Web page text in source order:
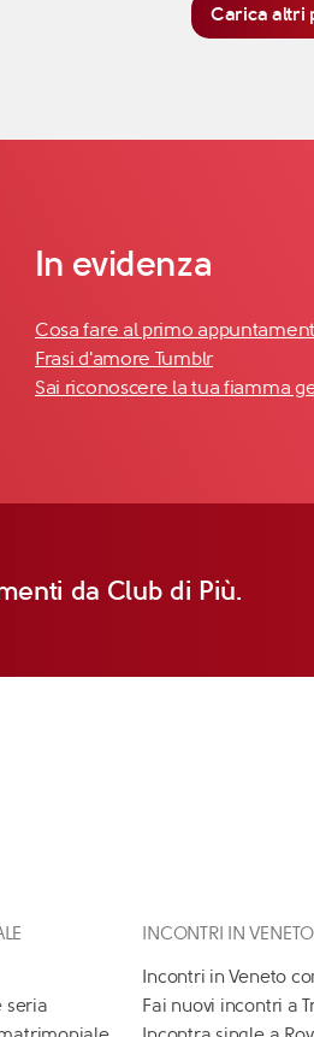
Carica altri
In evidenza
Cosa fare al primo
Frasi d'amore Tumblr
Sai riconoscere la tua fiamma
da Club di Più.
seria
INCONTRI IN VENETO
Incontri in Veneto
Fai nuovi incontri a